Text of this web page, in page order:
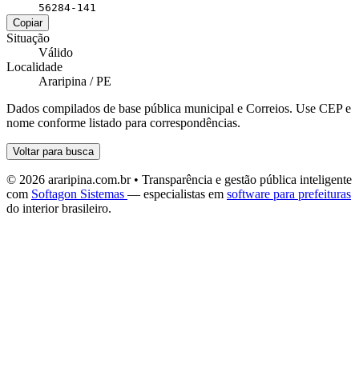
56284-141
Copiar
Situação
Válido
Localidade
Araripina / PE
Dados compilados de base pública municipal e Correios. Use CEP e
nome conforme listado para correspondências.
Voltar para busca
© 2026 araripina.com.br • Transparência e gestão pública inteligente
com Softagon Sistemas — especialistas em software para prefeituras
do interior brasileiro.